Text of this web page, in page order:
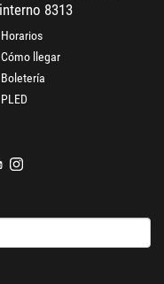
8313
Horarios
Cómo llegar
Boletería
PLED